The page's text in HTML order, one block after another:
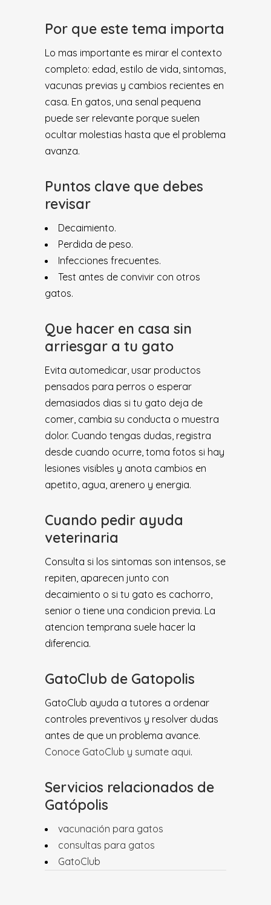
Por que este tema importa
Lo mas importante es mirar el contexto
completo: edad, estilo de vida, sintomas,
vacunas previas y cambios recientes en
casa. En gatos, una senal pequena
puede ser relevante porque suelen
ocultar molestias hasta que el problema
avanza.
Puntos clave que debes
revisar
Decaimiento.
Perdida de peso.
Infecciones frecuentes.
Test antes de convivir con otros
gatos.
Que hacer en casa sin
arriesgar a tu gato
Evita automedicar, usar productos
pensados para perros o esperar
demasiados dias si tu gato deja de
comer, cambia su conducta o muestra
dolor. Cuando tengas dudas, registra
desde cuando ocurre, toma fotos si hay
lesiones visibles y anota cambios en
apetito, agua, arenero y energia.
Cuando pedir ayuda
veterinaria
Consulta si los sintomas son intensos, se
repiten, aparecen junto con
decaimiento o si tu gato es cachorro,
senior o tiene una condicion previa. La
atencion temprana suele hacer la
diferencia.
GatoClub de Gatopolis
GatoClub ayuda a tutores a ordenar
controles preventivos y resolver dudas
antes de que un problema avance.
Conoce GatoClub y sumate aqui.
Servicios relacionados de
Gatópolis
vacunación para gatos
consultas para gatos
GatoClub